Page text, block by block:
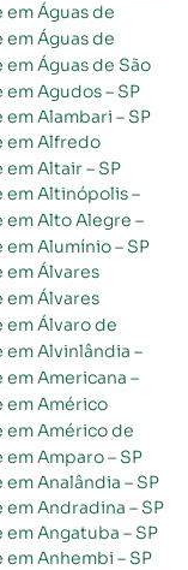
Agudos – SP
Alambari – SP
Altair – SP
Alumínio – SP
Amparo – SP
Analândia – SP
Andradina – SP
Angatuba – SP
Anhembi – SP